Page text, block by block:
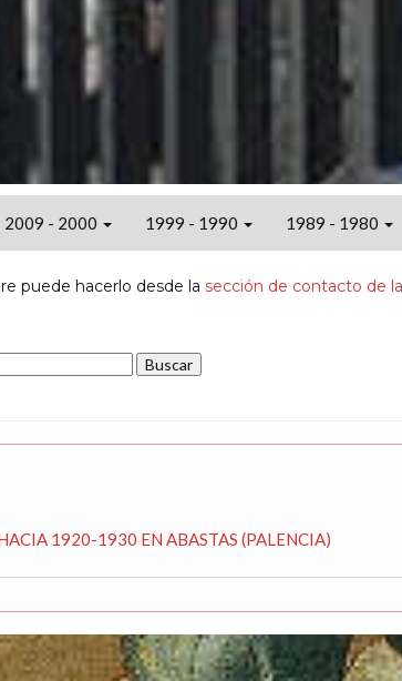
2009 - 2000 1999 - 1990 1989 - 1980
puede hacerlo desde la sección de contacto de
1920-1930 EN ABASTAS (PALENCIA)